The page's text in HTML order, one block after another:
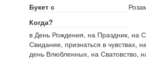
Букет с
Когда?
в День Рождения, на Праздник, на
Свидание, признаться в чувствах,
день Влюбленных, на Сватовство,